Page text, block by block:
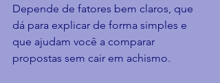
Depende de fatores bem claros, que
dá para explicar de forma simples e
que ajudam você a comparar
propostas sem cair em achismo.